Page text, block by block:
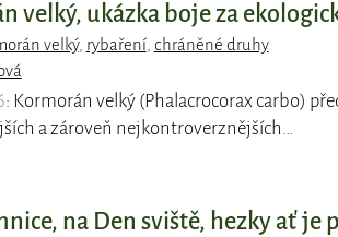
velký, ukázka boje za
velký, rybaření, chráněné druhy
: Kormorán velký (Phalacrocorax carbo)
a zároveň nejkontroverznějších…
na Den sviště, hezky ať je